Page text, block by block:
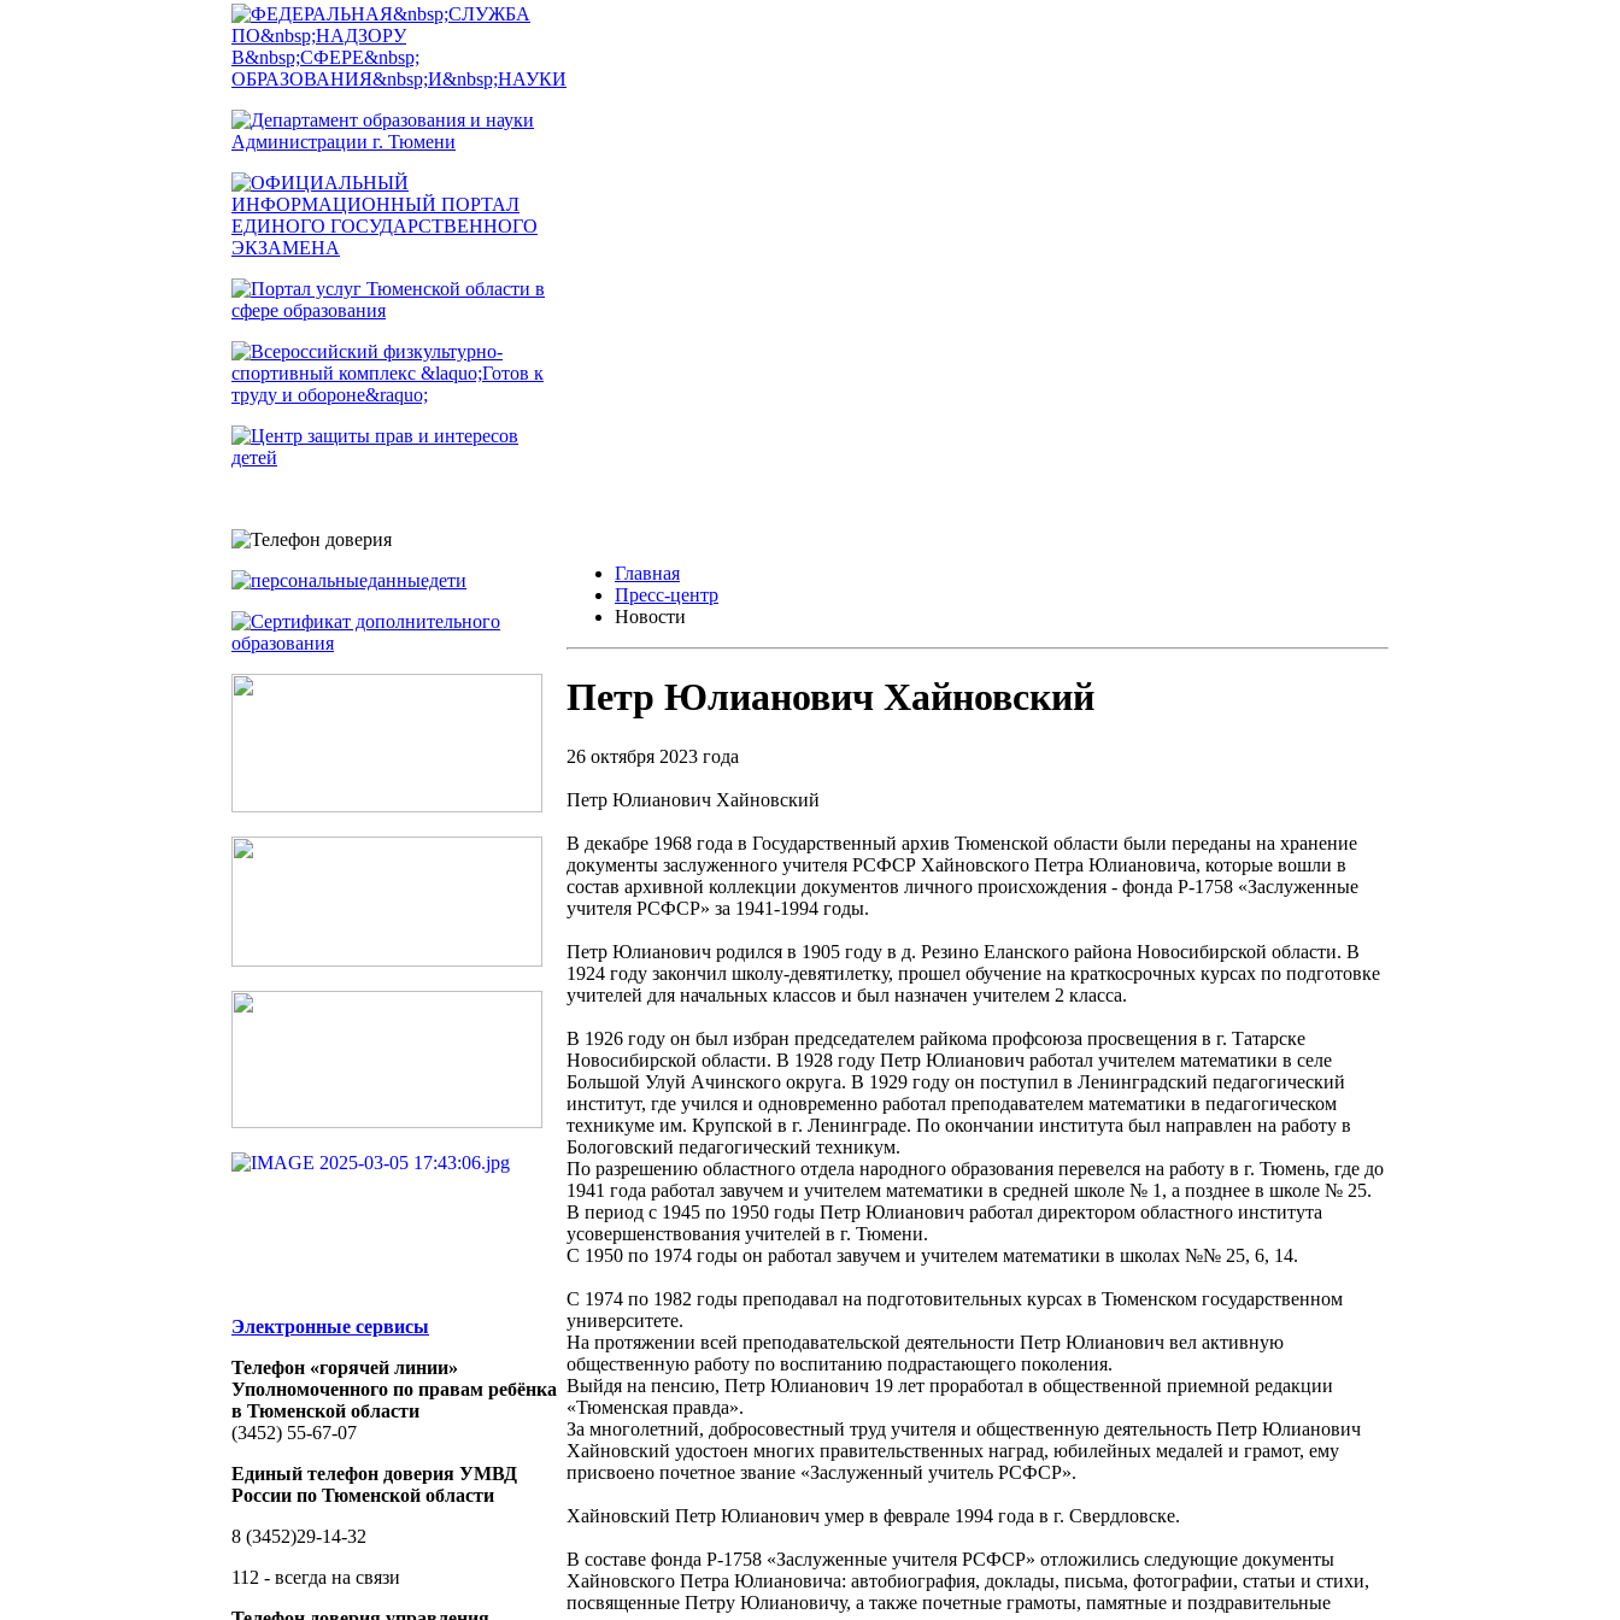
Электронные сервисы
Телефон «горячей линии»
Уполномоченного по правам ребёнка
в Тюменской области
(3452) 55-67-07
Единый телефон доверия УМВД
России по Тюменской области
8 (3452)29-14-32
112 - всегда на связи
Главная
Пресс-центр
Новости
Петр Юлианович Хайновский
26 октября 2023 года
Петр Юлианович Хайновский
В декабре 1968 года в Государственный архив Тюменской области были переданы на хранение
документы заслуженного учителя РСФСР Хайновского Петра Юлиановича, которые вошли в
состав архивной коллекции документов личного происхождения - фонда Р-1758 «Заслуженные
учителя РСФСР» за 1941-1994 годы.
Петр Юлианович родился в 1905 году в д. Резино Еланского района Новосибирской области. В
1924 году закончил школу-девятилетку, прошел обучение на краткосрочных курсах по подготовке
учителей для начальных классов и был назначен учителем 2 класса.
В 1926 году он был избран председателем райкома профсоюза просвещения в г. Татарске
Новосибирской области. В 1928 году Петр Юлианович работал учителем математики в селе
Большой Улуй Ачинского округа. В 1929 году он поступил в Ленинградский педагогический
институт, где учился и одновременно работал преподавателем математики в педагогическом
техникуме им. Крупской в г. Ленинграде. По окончании института был направлен на работу в
Бологовский педагогический техникум.
По разрешению областного отдела народного образования перевелся на работу в г. Тюмень, где до
1941 года работал завучем и учителем математики в средней школе № 1, а позднее в школе № 25.
В период с 1945 по 1950 годы Петр Юлианович работал директором областного института
усовершенствования учителей в г. Тюмени.
С 1950 по 1974 годы он работал завучем и учителем математики в школах №№ 25, 6, 14.
С 1974 по 1982 годы преподавал на подготовительных курсах в Тюменском государственном
университете.
На протяжении всей преподавательской деятельности Петр Юлианович вел активную
общественную работу по воспитанию подрастающего поколения.
Выйдя на пенсию, Петр Юлианович 19 лет проработал в общественной приемной редакции
«Тюменская правда».
За многолетний, добросовестный труд учителя и общественную деятельность Петр Юлианович
Хайновский удостоен многих правительственных наград, юбилейных медалей и грамот, ему
присвоено почетное звание «Заслуженный учитель РСФСР».
Хайновский Петр Юлианович умер в феврале 1994 года в г. Свердловске.
В составе фонда Р-1758 «Заслуженные учителя РСФСР» отложились следующие документы
Хайновского Петра Юлиановича: автобиография, доклады, письма, фотографии, статьи и стихи,
посвященные Петру Юлиановичу, а также почетные грамоты, памятные и поздравительные